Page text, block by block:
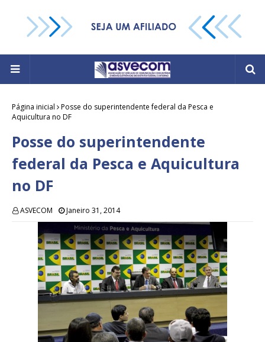
Página inicial
Posse do superintendente federal da Pesca e
Aquicultura no DF
Posse do superintendente
federal da Pesca e Aquicultura
no DF
ASVECOM Janeiro 31, 2014